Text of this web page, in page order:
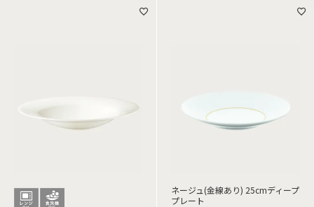
ネージュ(金線あり) 25cmディープ
プレート